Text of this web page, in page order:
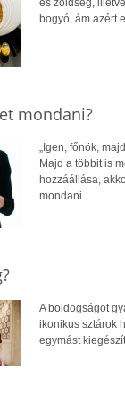
bogyó, ám azért
mondani?
„Igen, főnök,
Majd a többit is
hozzáállása,
mondani.
A boldogságot
ikonikus sztárok
egymást